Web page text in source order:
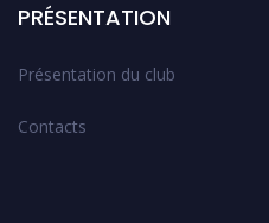
PRÉSENTATION
Présentation du club
Contacts